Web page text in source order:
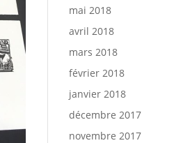
mai 2018
avril 2018
mars 2018
février 2018
janvier 2018
décembre 2017
novembre 2017